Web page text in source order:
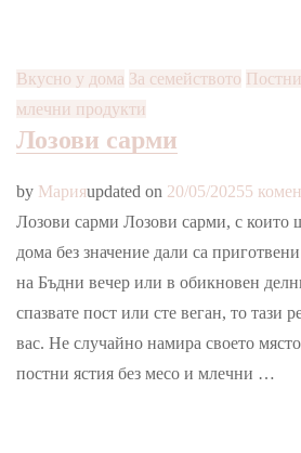
Вкусно у дома За семейството
млечни продукти
Лозови сарми
by Марияupdated on 20/05/20255
Лозови сарми Лозови сарми, с които
дома без значение дали са
на Бъдни вечер или в обикновен
спазвате пост или сте веган, то тази
вас. Не случайно намира своето
постни ястия без месо и млечни …